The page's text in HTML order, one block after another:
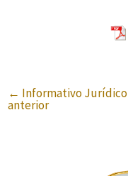
← Informativo Jurídico
anterior